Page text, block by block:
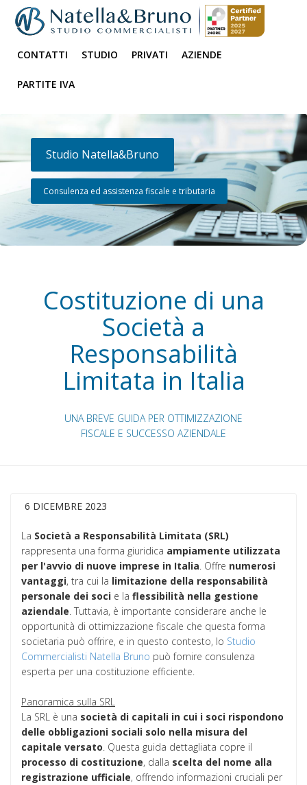
CONTATTI STUDIO PRIVATI AZIENDE
PARTITE IVA
Studio Natella&Bruno
Consulenza ed assistenza fiscale e tributaria
Costituzione di una
Società a
Responsabilità
Limitata in Italia
UNA BREVE GUIDA PER OTTIMIZZAZIONE
FISCALE E SUCCESSO AZIENDALE
6 DICEMBRE 2023
La Società a Responsabilità Limitata (SRL)
rappresenta una forma giuridica ampiamente utilizzata
per l'avvio di nuove imprese in Italia. Offre numerosi
vantaggi, tra cui la limitazione della responsabilità
personale dei soci e la flessibilità nella gestione
aziendale. Tuttavia, è importante considerare anche le
opportunità di ottimizzazione fiscale che questa forma
societaria può offrire, e in questo contesto, lo Studio
Commercialisti Natella Bruno può fornire consulenza
esperta per una costituzione efficiente.
Panoramica sulla SRL
La SRL è una società di capitali in cui i soci rispondono
delle obbligazioni sociali solo nella misura del
capitale versato. Questa guida dettagliata copre il
processo di costituzione, dalla scelta del nome alla
registrazione ufficiale, offrendo informazioni cruciali per